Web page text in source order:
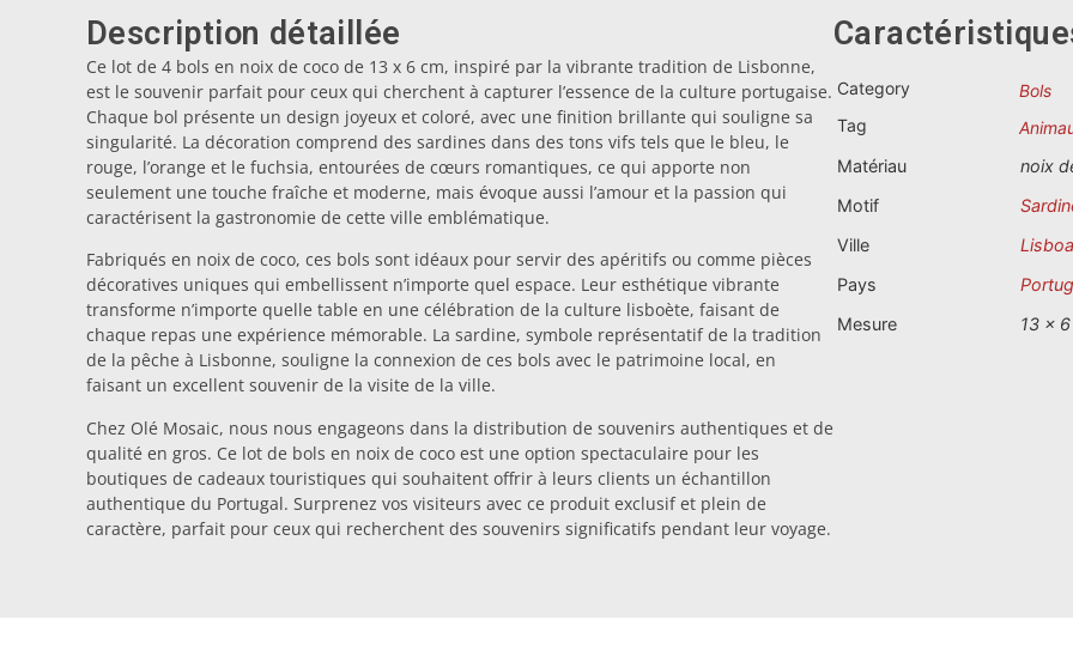
Description détaillée
Ce lot de 4 bols en noix de coco de 13 x 6 cm, inspiré par la vibrante tradition de Lisbonne,
est le souvenir parfait pour ceux qui cherchent à capturer l’essence de la culture portugaise.
Chaque bol présente un design joyeux et coloré, avec une finition brillante qui souligne sa
singularité. La décoration comprend des sardines dans des tons vifs tels que le bleu, le
rouge, l’orange et le fuchsia, entourées de cœurs romantiques, ce qui apporte non
seulement une touche fraîche et moderne, mais évoque aussi l’amour et la passion qui
caractérisent la gastronomie de cette ville emblématique.
Fabriqués en noix de coco, ces bols sont idéaux pour servir des apéritifs ou comme pièces
décoratives uniques qui embellissent n’importe quel espace. Leur esthétique vibrante
transforme n’importe quelle table en une célébration de la culture lisboète, faisant de
chaque repas une expérience mémorable. La sardine, symbole représentatif de la tradition
de la pêche à Lisbonne, souligne la connexion de ces bols avec le patrimoine local, en
faisant un excellent souvenir de la visite de la ville.
Chez Olé Mosaic, nous nous engageons dans la distribution de souvenirs authentiques et de
qualité en gros. Ce lot de bols en noix de coco est une option spectaculaire pour les
boutiques de cadeaux touristiques qui souhaitent offrir à leurs clients un échantillon
authentique du Portugal. Surprenez vos visiteurs avec ce produit exclusif et plein de
caractère, parfait pour ceux qui recherchent des souvenirs significatifs pendant leur voyage.
Category
Bols
Tag
Matériau
noix
Motif
Ville
Lisboa
Pays
Mesure
13 x